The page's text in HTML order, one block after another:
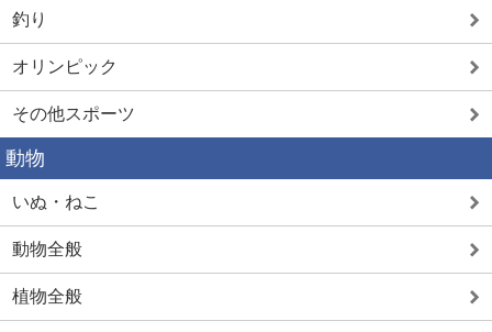
釣り
オリンピック
その他スポーツ
動物
いぬ・ねこ
動物全般
植物全般